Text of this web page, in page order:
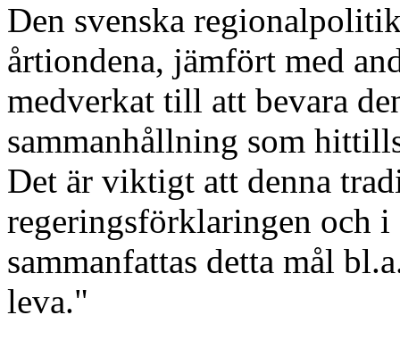
Den svenska
årtiondena, jämfört med
medverkat till att bevara
sammanhållning som
Det är viktigt att denna
regeringsförklaringen och i
sammanfattas detta mål
leva."